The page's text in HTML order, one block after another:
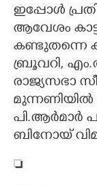
ഇപ്പോൾ
ആവേശം
കണ്ടുതന്നെ
ബ്രൂവറി,
രാജ്യസഭാ
മുന്നണിയിൽ
പി.ആർമാർ
ബിനോയ്
